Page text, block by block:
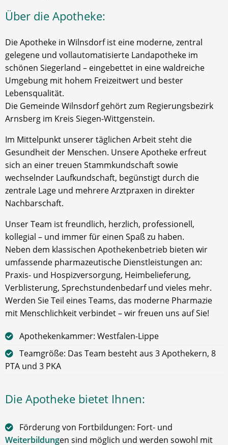
Über die Apotheke:
Die Apotheke in Wilnsdorf ist eine moderne, zentral
gelegene und vollautomatisierte Landapotheke im
schönen Siegerland – eingebettet in eine waldreiche
Umgebung mit hohem Freizeitwert und bester
Lebensqualität.
Die Gemeinde Wilnsdorf gehört zum Regierungsbezirk
Arnsberg im Kreis Siegen-Wittgenstein.
Im Mittelpunkt unserer täglichen Arbeit steht die
Gesundheit der Menschen. Unsere Apotheke erfreut
sich an einer treuen Stammkundschaft sowie
wechselnder Laufkundschaft, begünstigt durch die
zentrale Lage und mehrere Arztpraxen in direkter
Nachbarschaft.
Unser Team ist freundlich, herzlich, professionell,
kollegial – und immer für einen Spaß zu haben.
Neben dem klassischen Apothekenbetrieb bieten wir
umfassende pharmazeutische Dienstleistungen an:
Praxis- und Hospizversorgung, Heimbelieferung,
Verblisterung, Sprechstundenbedarf und vieles mehr.
Werden Sie Teil eines Teams, das moderne Pharmazie
mit Menschlichkeit verbindet – wir freuen uns auf Sie!
Apothekenkammer: Westfalen-Lippe
Teamgröße: Das Team besteht aus 3 Apothekern, 8
PTA und 3 PKA
Die Apotheke bietet Ihnen:
Förderung von Fortbildungen: Fort- und
Weiterbildungen sind möglich und werden sowohl mit